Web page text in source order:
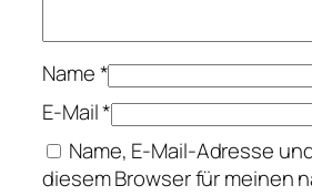
Ausstellungskatalog